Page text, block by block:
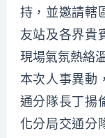
持，並邀請轄
友站及各界貴
現場氣氛熱絡
本次人事異動
通分隊長丁揚
化分局交通分